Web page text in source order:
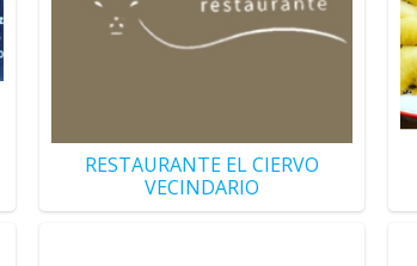
RESTAURANTE EL CIERVO
VECINDARIO